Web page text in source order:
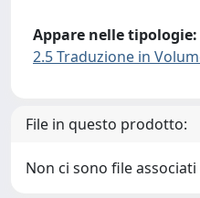
Appare nelle tipologie:
2.5 Traduzione in
File in questo prodotto:
Non ci sono file